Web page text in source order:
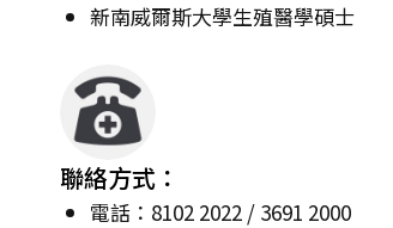
新南威爾斯大學生殖醫學碩士
聯絡方式：
電話：8102 2022 / 3691 2000